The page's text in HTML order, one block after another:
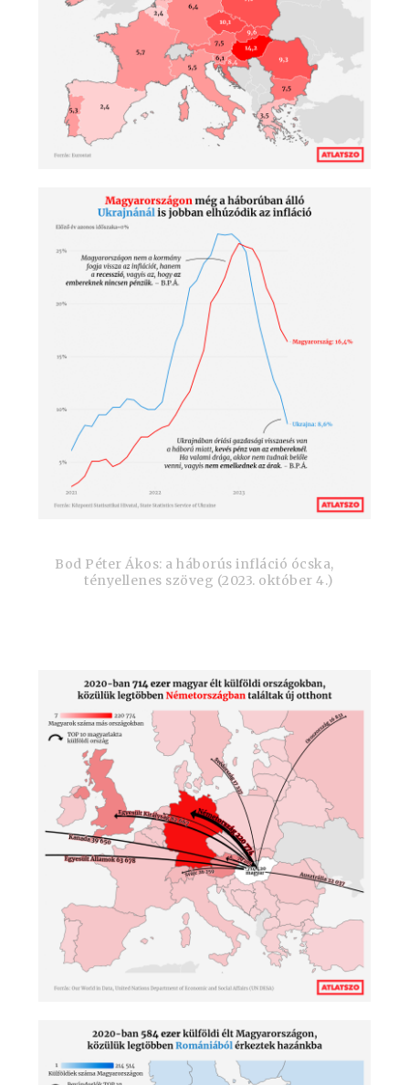
Bod Péter Ákos: a háborús infláció ócska,
tényellenes szöveg (2023. október 4.)